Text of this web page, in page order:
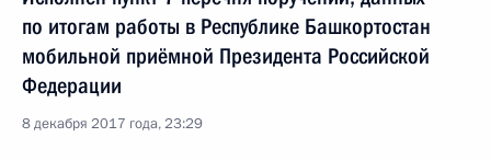
по итогам работы в Республике Башкортостан
мобильной приёмной Президента Российской
Федерации
8 декабря 2017 года, 23:29